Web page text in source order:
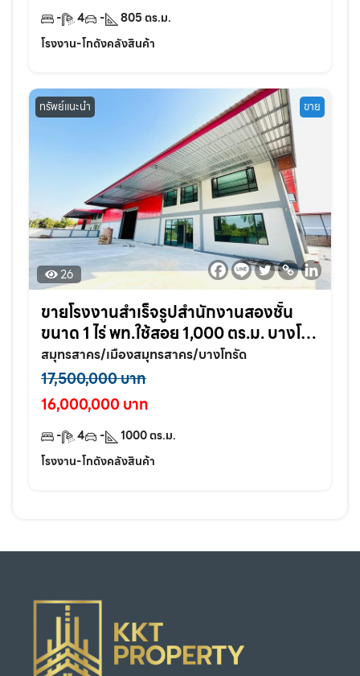
- 4 - 805ตร.ม.
โรงงาน-โกดังคลังสินค้า
ทรัพย์แนะนำ ขาย
26
ขายโรงงานสำเร็จรูปสำนักงานสองชั้น
ขนาด 1 ไร่ พท.ใช้สอย 1,000 ตร.ม. บางโท
รัด อ.เมือง จ.สมุทรสาคร
สมุทรสาคร/เมืองสมุทรสาคร/บางโทรัด
17,500,000 บาท
16,000,000 บาท
- 4 - 1000ตร.ม.
โรงงาน-โกดังคลังสินค้า